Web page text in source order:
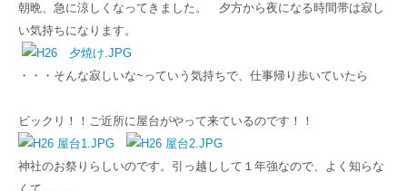
朝晩、急に涼しくなってきました。 夕方から夜になる時間帯は寂し
い気持ちになります。
・・・そんな寂しいな~っていう気持ちで、仕事帰り歩いていたら
ビックリ！！ご近所に屋台がやって来ているのです！！
神社のお祭りらしいのです。引っ越しして１年強なので、よく知らな